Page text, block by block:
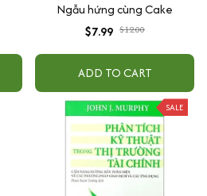
Ngẫu hứng cùng Cake
$7.99 $12.00
ADD TO CART
SALE